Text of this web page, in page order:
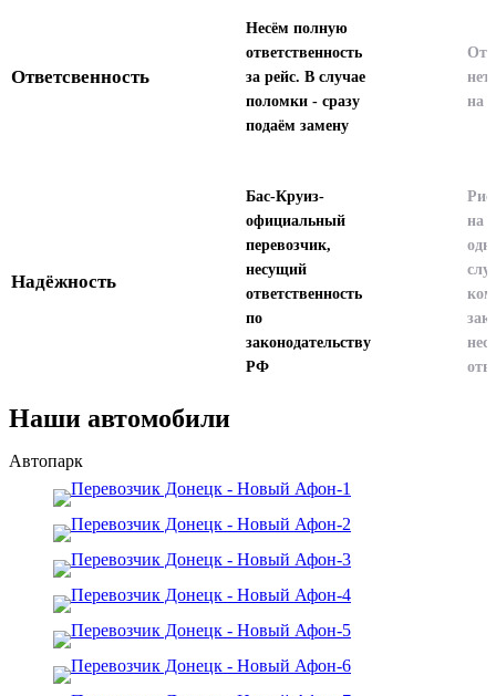
Ответсвенность
Несём полную
ответственность
за рейс. В случае
поломки - сразу
подаём замену
на
Надёжность
Бас-Круиз-
официальный
перевозчик,
несущий
ответственность
по
законодательству
РФ
на
Наши автомобили
Автопарк